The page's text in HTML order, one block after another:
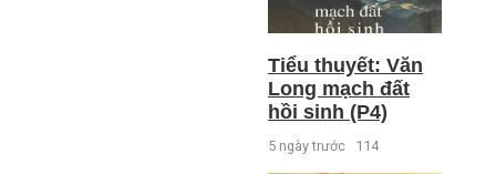
Tiểu thuyết: Văn
Long mạch đất
hồi sinh (P4)
5 ngày trước 114